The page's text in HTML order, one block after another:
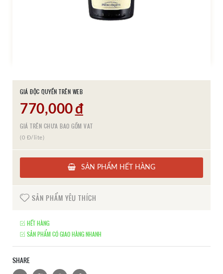
GIÁ ĐỘC QUYỀN TRÊN WEB
770,000 đ
GIÁ TRÊN CHƯA BAO GỒM VAT
(0 Đ/lite)
SẢN PHẨM HẾT HÀNG
SẢN PHẨM YÊU THÍCH
HẾT HÀNG
SẢN PHẨM CÓ GIAO HÀNG NHANH
SHARE